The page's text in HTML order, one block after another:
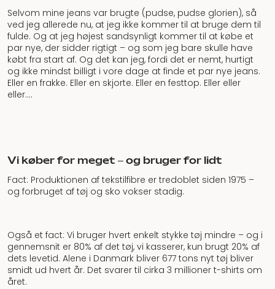
Selvom mine jeans var brugte (pudse, pudse glorien), så
ved jeg allerede nu, at jeg ikke kommer til at bruge dem til
fulde. Og at jeg højest sandsynligt kommer til at købe et
par nye, der sidder rigtigt – og som jeg bare skulle have
købt fra start af. Og det kan jeg, fordi det er nemt, hurtigt
og ikke mindst billigt i vore dage at finde et par nye jeans.
Eller en frakke. Eller en skjorte. Eller en festtop. Eller eller
eller….
Vi køber for meget – og bruger for lidt
Fact: Produktionen af tekstilfibre er tredoblet siden 1975 –
og forbruget af tøj og sko vokser stadig.
Også et fact: Vi bruger hvert enkelt stykke tøj mindre – og i
gennemsnit er 80% af det tøj, vi kasserer, kun brugt 20% af
dets levetid. Alene i Danmark bliver 677 tons nyt tøj bliver
smidt ud hvert år. Det svarer til cirka 3 millioner t-shirts om
året.